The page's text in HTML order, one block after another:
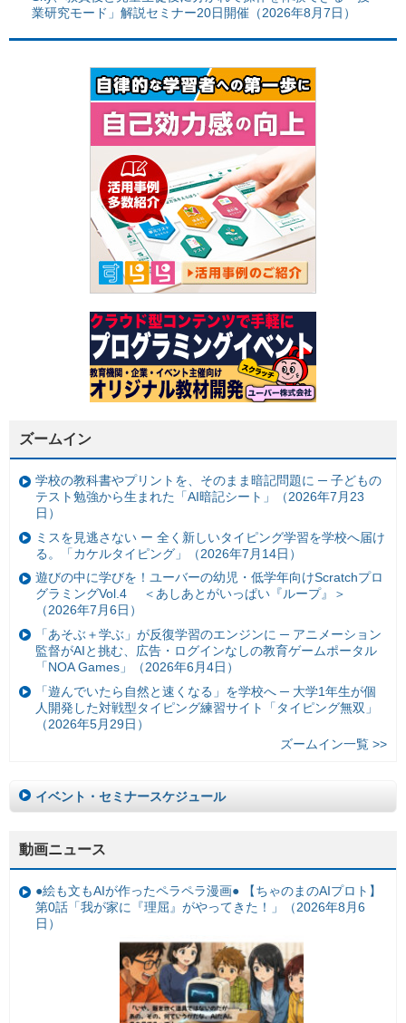
業研究モード」解説セミナー20日開催（2026年8月7日）
ズームイン
学校の教科書やプリントを、そのまま暗記問題に ─ 子どもの
テスト勉強から生まれた「AI暗記シート」（2026年7月23
日）
ミスを見逃さない ー 全く新しいタイピング学習を学校へ届け
る。「カケルタイピング」（2026年7月14日）
遊びの中に学びを！ユーバーの幼児・低学年向けScratchプロ
グラミングVol.4 ＜あしあとがいっぱい『ループ』＞
（2026年7月6日）
「あそぶ＋学ぶ」が反復学習のエンジンに ─ アニメーション
監督がAIと挑む、広告・ログインなしの教育ゲームポータル
「NOA Games」（2026年6月4日）
「遊んでいたら自然と速くなる」を学校へ ─ 大学1年生が個
人開発した対戦型タイピング練習サイト「タイピング無双」
（2026年5月29日）
ズームイン一覧 >>
イベント・セミナースケジュール
動画ニュース
●絵も文もAIが作ったペラペラ漫画● 【ちゃのまのAIプロト】
第0話「我が家に『理屈』がやってきた！」（2026年8月6
日）